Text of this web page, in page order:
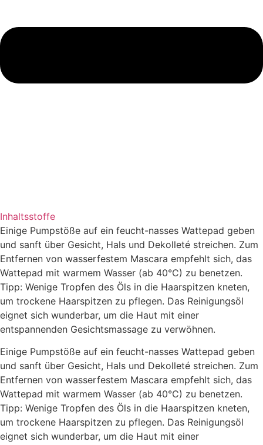
Inhaltsstoffe
Einige Pumpstöße auf ein feucht-nasses Wattepad geben
und sanft über Gesicht, Hals und Dekolleté streichen. Zum
Entfernen von wasserfestem Mascara empfehlt sich, das
Wattepad mit warmem Wasser (ab 40°C) zu benetzen.
Tipp: Wenige Tropfen des Öls in die Haarspitzen kneten,
um trockene Haarspitzen zu pflegen. Das Reinigungsöl
eignet sich wunderbar, um die Haut mit einer
entspannenden Gesichtsmassage zu verwöhnen.
Einige Pumpstöße auf ein feucht-nasses Wattepad geben
und sanft über Gesicht, Hals und Dekolleté streichen. Zum
Entfernen von wasserfestem Mascara empfehlt sich, das
Wattepad mit warmem Wasser (ab 40°C) zu benetzen.
Tipp: Wenige Tropfen des Öls in die Haarspitzen kneten,
um trockene Haarspitzen zu pflegen. Das Reinigungsöl
eignet sich wunderbar, um die Haut mit einer